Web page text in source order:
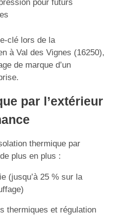
pour futurs
clé lors de la
à Val des Vignes (16250),
de marque d’un
par l’extérieur
thermique par
plus en plus :
(jusqu’à 25 % sur la
thermiques et régulation